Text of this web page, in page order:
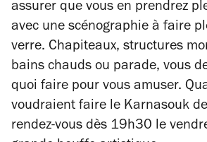
assurer que vous en prendrez
avec une scénographie à faire
verre. Chapiteaux, structures
bains chauds ou parade, vous
quoi faire pour vous amuser.
voudraient faire le Karnasouk
rendez-vous dès 19h30 le